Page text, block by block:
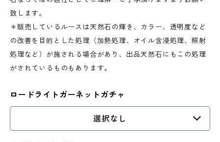
致します。
＊販売しているルースは天然石の輝き、カラー、透明度など
の改善を目的とした処理（加熱処理、オイル含浸処理、照射
処理など）が施される場合があり、出品天然石にもこの処理
がされているものもあります。
ロードライトガーネットガチャ
選択なし